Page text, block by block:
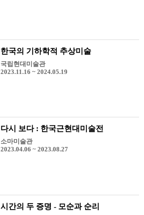
한국의 기하학적 추상미술
국립현대미술관
2023.11.16 ~ 2024.05.19
다시 보다 : 한국근현대미술전
소마미술관
2023.04.06 ~ 2023.08.27
시간의 두 증명 - 모순과 순리